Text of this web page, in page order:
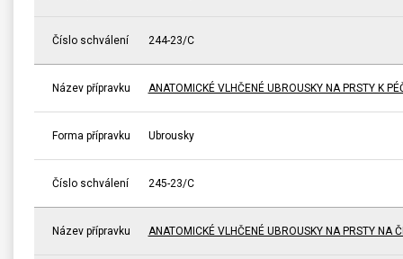
Číslo schválení 244-23/C
Název přípravku ANATOMICKÉ VLHČENÉ UBROUSKY NA PRSTY K
Forma přípravku Ubrousky
Číslo schválení 245-23/C
Název přípravku ANATOMICKÉ VLHČENÉ UBROUSKY NA PRSTY NA